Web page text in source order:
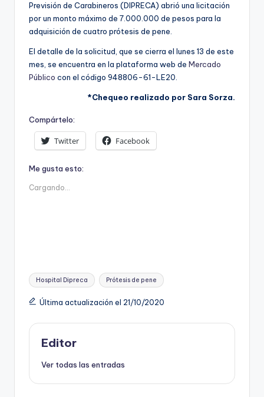
Previsión de Carabineros (DIPRECA) abrió una licitación
por un monto máximo de 7.000.000 de pesos para la
adquisición de cuatro prótesis de pene.
El detalle de la solicitud, que se cierra el lunes 13 de este
mes, se encuentra en la plataforma web de Mercado
Público con el código 948806-61-LE20.
*Chequeo realizado por Sara Sorza.
Compártelo:
Twitter Facebook
Me gusta esto:
Cargando...
Etiquetas:
Hospital Dipreca Prótesis de pene
Última actualización el 21/10/2020
Editor
Ver todas las entradas